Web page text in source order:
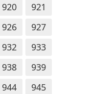
920
921
926
927
932
933
938
939
944
945